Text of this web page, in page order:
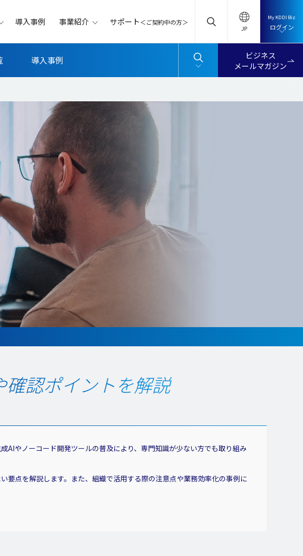
導入事例 事業紹介 サポート＜ご契約中の方＞
My KDDI Biz
ログイン
導入事例
ビジネス
メールマガジン
認ポイントを解説
AIやノーコード開発ツールの普及により、専門知識が少ない方でも取り組み
要点を解説します。また、組織で活用する際の注意点や業務効率化の事例に